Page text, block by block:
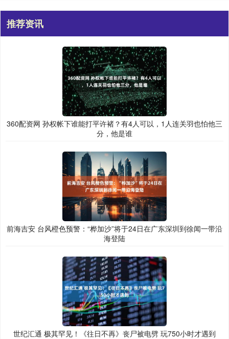
推荐资讯
360配资网 孙权帐下谁能打平许褚？有4人可以，1人连关羽也怕他三
分，他是谁
前海吉安 台风橙色预警：“桦加沙”将于24日在广东深圳到徐闻一带沿
海登陆
世纪汇通 极其罕见！《往日不再》丧尸被电劈 玩750小时才遇到